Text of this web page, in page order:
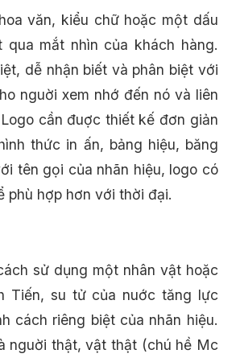
văn, kiểu chữ hoặc một dấu
mắt nhìn của khách hàng.
dễ nhận biết và phân biệt với
nguời xem nhớ đến nó và liên
cần đuợc thiết kế đơn giản
thức in ấn, bảng hiệu, băng
tên gọi của nhãn hiệu, logo có
phù hợp hơn với thời đại.
sử dụng một nhân vật hoặc
Tiến, su tử của nuớc tăng lực
cách riêng biệt của nhãn hiệu.
nguời thật, vật thật (chú hề Mc